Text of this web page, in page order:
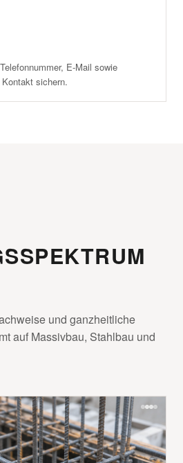
E-Mail sowie
sichern.
und ganzheitliche
auf Massivbau, Stahlbau und